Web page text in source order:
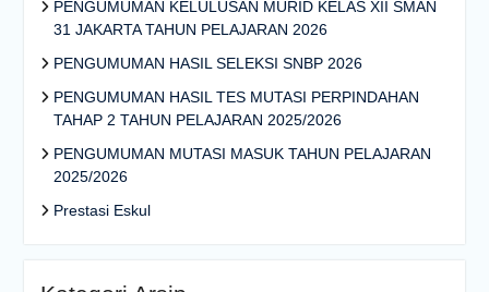
PENGUMUMAN KELULUSAN MURID KELAS XII SMAN
31 JAKARTA TAHUN PELAJARAN 2026
PENGUMUMAN HASIL SELEKSI SNBP 2026
PENGUMUMAN HASIL TES MUTASI PERPINDAHAN
TAHAP 2 TAHUN PELAJARAN 2025/2026
PENGUMUMAN MUTASI MASUK TAHUN PELAJARAN
2025/2026
Prestasi Eskul